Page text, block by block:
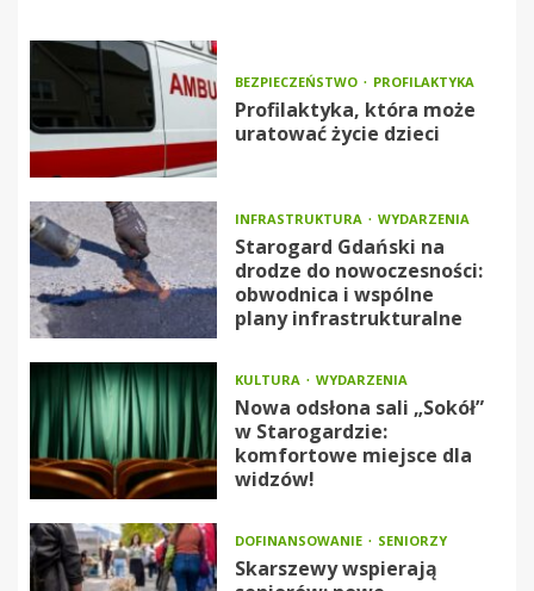
BEZPIECZEŃSTWO PROFILAKTYKA
Profilaktyka, która może
uratować życie dzieci
INFRASTRUKTURA WYDARZENIA
Starogard Gdański na
drodze do nowoczesności:
obwodnica i wspólne
plany infrastrukturalne
KULTURA WYDARZENIA
Nowa odsłona sali „Sokół”
w Starogardzie:
komfortowe miejsce dla
widzów!
DOFINANSOWANIE SENIORZY
Skarszewy wspierają